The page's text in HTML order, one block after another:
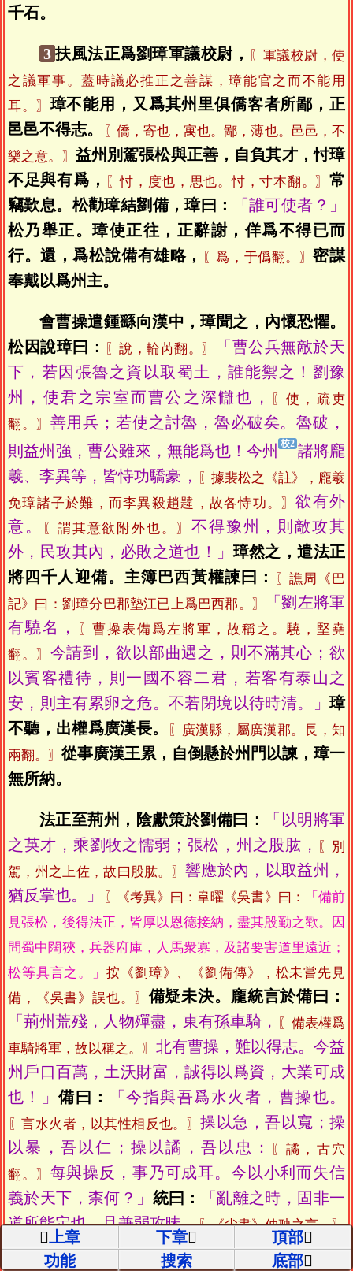
千石。
3 扶風法正爲劉璋軍議校尉，
〖軍議校尉，使
之議軍事。蓋時議必推正之善謀，璋能官之而不能用
耳。〗 璋不能用，又爲其州里俱僑客者所鄙，正
邑邑不得志。
〖僑，寄也，寓也。鄙，薄也。邑邑，不
樂之意。〗 益州別駕張松與正善，自負其才，忖璋
不足與有爲，
〖忖，度也，思也。忖，寸本翻。〗常
竊歎息。松勸璋結劉備，璋曰：
「誰可使者？」
松乃舉正。璋使正往，正辭謝，佯爲不得已而
行。還，爲松說備有雄略，
〖爲，于僞翻。〗密謀
奉戴以爲州主。
會曹操遣鍾繇向漢中，璋聞之，內懷恐懼。
松因說璋曰：
〖說，輪芮翻。〗
「曹公兵無敵於天
下，若因張魯之資以取蜀土，誰能禦之！劉豫
州，使君之宗室而曹公之深讎也，
〖使，疏吏
翻。〗 善用兵；若使之討魯，魯必破矣。魯破，
則益州強，曹公雖來，無能爲也！今州
諸將龐
羲、李異等，皆恃功驕豪，
〖據裴松之《註》，龐羲
免璋諸子於難，而李異殺趙韙，故各恃功。〗欲有外
意。
〖謂其意欲附外也。〗 不得豫州，則敵攻其
外，民攻其內，必敗之道也！」 璋然之，遣法正
將四千人迎備。主簿巴西黃權諫曰：
〖譙周《巴
記》曰：劉璋分巴郡墊江已上爲巴西郡。〗
「劉左將軍
有驍名，
〖曹操表備爲左將軍，故稱之。驍，堅堯
翻。〗 今請到，欲以部曲遇之，則不滿其心；欲
以賓客禮待，則一國不容二君，若客有泰山之
安，則主有累卵之危。不若閉境以待時清。」 璋
不聽，出權爲廣漢長。
〖廣漢縣，屬廣漢郡。長，知
兩翻。〗 從事廣漢王累，自倒懸於州門以諫，璋一
無所納。
法正至荊州，陰獻策於劉備曰：
「以明將軍
之英才，乘劉牧之懦弱；張松，州之股肱，
〖別
駕，州之上佐，故曰股肱。〗響應於內，以取益州，
猶反掌也。」
〖《考異》曰：韋曜《吳書》曰：
「備前
見張松，後得法正，皆厚以恩德接納，盡其殷勤之歡。因
問蜀中闊狹，兵器府庫，人馬衆寡，及諸要害道里遠近；
松等具言之。」按《劉璋》、《劉備傳》，松未嘗先見
備，《吳書》誤也。〗 備疑未決。龐統言於備曰：
「荊州荒殘，人物殫盡，東有孫車騎，
〖備表權爲
車騎將軍，故以稱之。〗 北有曹操，難以得志。今益
州戶口百萬，土沃財富，誠得以爲資，大業可成
也！」備曰： 「今指與吾爲水火者，曹操也。
〖言水火者，以其性相反也。〗操以急，吾以寬；操
以暴，吾以仁；操以譎，吾以忠：
〖譎，古穴
翻。〗 每與操反，事乃可成耳。今以小利而失信
義於天下，柰何？」 統曰：
「亂離之時，固非一
道所能定也。且兼弱攻昧，〖《尙書》仲虺之言。〗
逆取順守，〖《前書》陸賈曰：「湯、武逆取而順守
上章 下章
頂部
功能
搜索 底部